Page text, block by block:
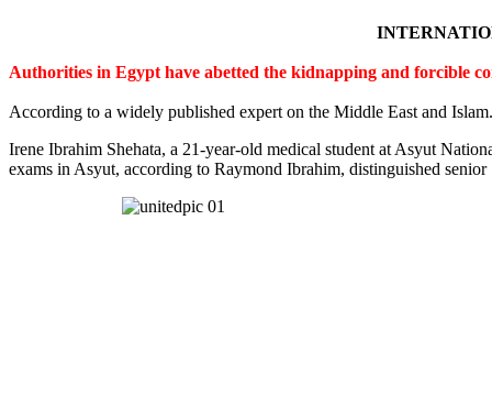
Authorities in Egypt have abetted the kidnapping and forcible
According to a widely published expert on the Middle East and Islam.
Irene Ibrahim Shehata, a 21-year-old medical student at Asyut
exams in Asyut, according to Raymond Ibrahim, distinguished